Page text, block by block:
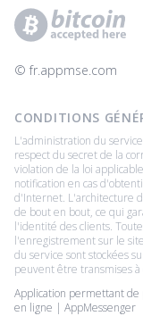
© ‌fr.appmse.com
CONDITIONS
L'administration du
respect du secret de la
violation de la loi
notification en cas
d'Internet. L'architecture
de bout en bout, ce qui
l'identité des clients.
l'enregistrement sur le
du service sont stockées
peuvent être transmises
Application permettant
en ligne | AppMessenger